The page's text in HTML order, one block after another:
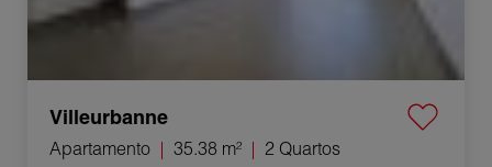
Villeurbanne
Apartamento 35.38 m²
2 Quartos